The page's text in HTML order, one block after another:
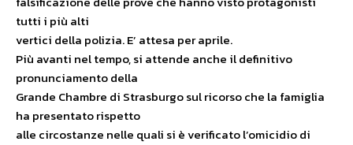
tutti i più alti
vertici della polizia. E’ attesa per aprile.
Più avanti nel tempo, si attende anche il definitivo
pronunciamento della
Grande Chambre di Strasburgo sul ricorso che la famiglia
ha presentato rispetto
alle circostanze nelle quali si è verificato l’omicidio di